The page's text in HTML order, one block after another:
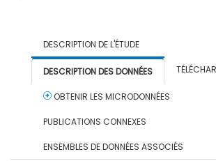
DESCRIPTION DE L'ÉTUDE
DESCRIPTION DES DONNÉES
OBTENIR LES MICRODONNÉES
PUBLICATIONS CONNEXES
ENSEMBLES DE DONNÉES ASSOCIÉS